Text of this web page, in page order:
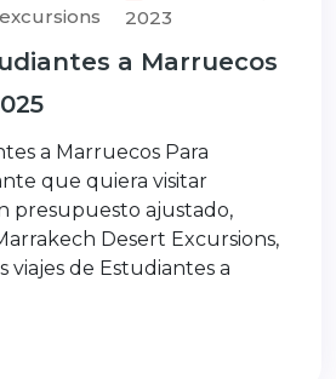
2023
a Marruecos
a Marruecos Para
que quiera visitar
presupuesto ajustado,
Desert Excursions,
viajes de Estudiantes a